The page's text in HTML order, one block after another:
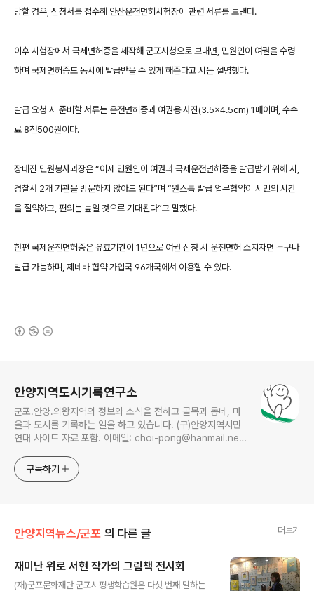
망할 경우, 신청서를 접수해 안산운전면허시험장에 관련 서류를 보낸다.
이후 시험장에서 국제면허증을 제작해 군포시청으로 보내면, 민원인이 여권을 수령
하며 국제면허증도 동시에 발급받을 수 있게 해준다고 시는 설명했다.
발급 요청 시 준비할 서류는 운전면허증과 여권용 사진(3.5×4.5cm) 1매이며, 수수
료 8천500원이다.
장태진 민원봉사과장은 “이제 민원인이 여권과 국제운전면허증을 발급받기 위해 시,
경찰서 2개 기관을 방문하지 않아도 된다”며 “원스톱 발급 업무협약이 시민의 시간
을 절약하고, 편의는 높일 것으로 기대된다”고 말했다.
한편 국제운전면허증은 유효기간이 1년으로 여권 신청 시 운전면허 소지자면 누구나
발급 가능하며, 제네바 협약 가입국 96개국에서 이용할 수 있다.
안양지역도시기록연구소
군포.안양.의왕지역의 정보와 소식을 전하고 골목과 동네, 마
을과 도시를 기록하는 일을 하고 있습니다. (구)안양지역시민
연대 사이트 자료 포함. 이메일: choi-pong@hanmail.net
구독하기
안양지역뉴스/군포 의 다른 글 더보기
재미난 위로 서현 작가의 그림책 전시회
(재)군포문화재단 군포시평생학습원은 다섯 번째 말하는